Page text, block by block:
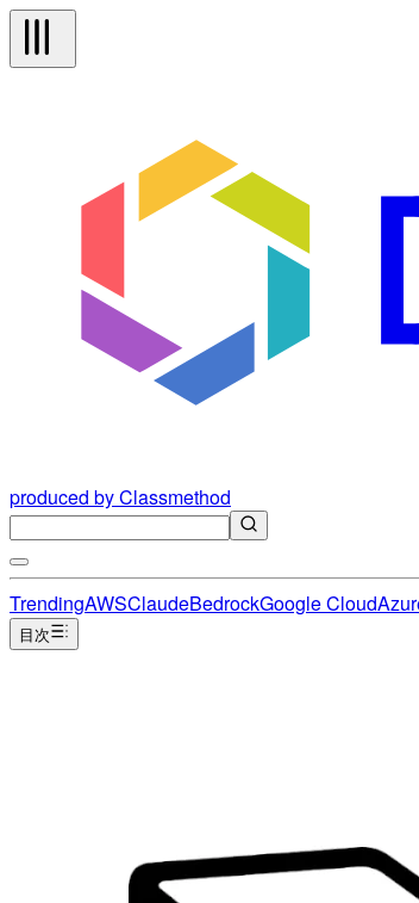
produced by Classmethod
TrendingAWSClaudeBedrockGoogle Cloud
目次